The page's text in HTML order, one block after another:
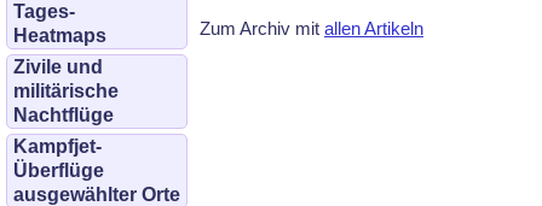
Tages-
Heatmaps
Zivile und
militärische
Nachtflüge
Kampfjet-
Überflüge
ausgewählter Orte
Zum Archiv mit allen Artikeln